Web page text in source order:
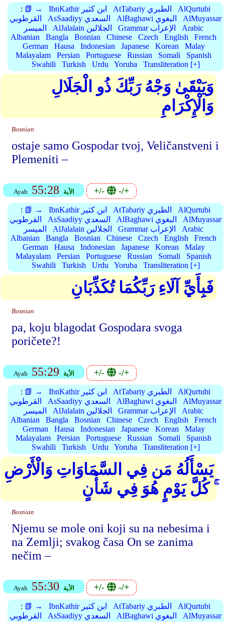
: 📗 → IbnKathir ابن كثير AtTabariy الطبري
AlQurtubi
القرطوبي
AsSaadiyy السعدي AlBaghawi البغوي
AlMuyassar
الميسر
AlJalalain الجلالين Grammar الإعراب
Arabic
Albanian
Bangla Bosnian Chinese Czech English
French
German
Hausa Indonesian Japanese Korean
Malay
Malayalam
Persian Portuguese Russian Somali
Spanish
Swahili
Turkish Urdu Yoruba Transliteration [+]
وَيَبْقَىٰ وَجْهُ رَبِّكَ ذُو الْجَلَالِ
وَالْإِكْرَامِ
Bosnian
ostaje samo Gospodar tvoj, Veličanstveni i
Plemeniti –
Ayah 55:28 الأية +/- -/+
: 📗 → IbnKathir ابن كثير AtTabariy الطبري
AlQurtubi
القرطوبي
AsSaadiyy السعدي AlBaghawi البغوي
AlMuyassar
الميسر
AlJalalain الجلالين Grammar الإعراب
Arabic
Albanian
Bangla Bosnian Chinese Czech English
French
German
Hausa Indonesian Japanese Korean
Malay
Malayalam
Persian Portuguese Russian Somali
Spanish
Swahili
Turkish Urdu Yoruba Transliteration [+]
فَبِأَيِّ آلَاءِ رَبِّكُمَا تُكَذِّبَانِ
Bosnian
pa, koju blagodat Gospodara svoga
poričete?!
Ayah 55:29 الأية +/- -/+
: 📗 → IbnKathir ابن كثير AtTabariy الطبري
AlQurtubi
القرطوبي
AsSaadiyy السعدي AlBaghawi البغوي
AlMuyassar
الميسر
AlJalalain الجلالين Grammar الإعراب
Arabic
Albanian
Bangla Bosnian Chinese Czech English
French
German
Hausa Indonesian Japanese Korean
Malay
Malayalam
Persian Portuguese Russian Somali
Spanish
Swahili
Turkish Urdu Yoruba Transliteration [+]
يَسْأَلُهُ مَن فِي السَّمَاوَاتِ وَالْأَرْضِ
ۚ كُلَّ يَوْمٍ هُوَ فِي شَأْنٍ
Bosnian
Njemu se mole oni koji su na nebesima i
na Zemlji; svakog časa On se zanima
nečim –
Ayah 55:30 الأية +/- -/+
: 📗 → IbnKathir ابن كثير AtTabariy الطبري
AlQurtubi
القرطوبي
AsSaadiyy السعدي AlBaghawi البغوي
AlMuyassar